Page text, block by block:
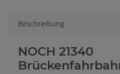
Beschreibung
NOCH 21340